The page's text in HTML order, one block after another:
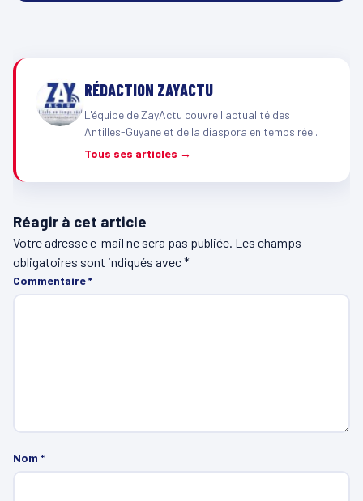
RÉDACTION ZAYACTU
L'équipe de ZayActu couvre l'actualité des
Antilles-Guyane et de la diaspora en temps réel.
Tous ses articles →
Réagir à cet article
Votre adresse e-mail ne sera pas publiée. Les champs
obligatoires sont indiqués avec*
Commentaire*
Nom *